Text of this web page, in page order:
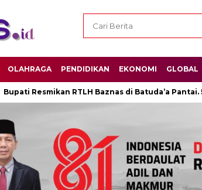
OLAHRAGA PENDIDIKAN EKONOMI GLOBAL
RTLH Baznas di Batuda’a Pantai. 50